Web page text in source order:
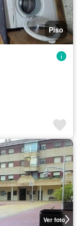
Piso
Ver foto